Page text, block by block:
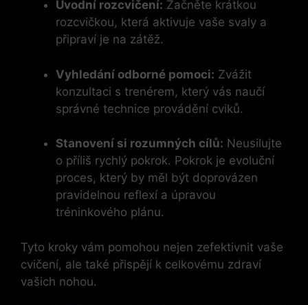
Úvodní rozcvičení: Začněte krátkou
rozcvičkou, která aktivuje vaše svaly a
připraví je na zátěž.
Vyhledání odborné pomoci: Zvážit
konzultaci s trenérem, který vás naučí
správné technice provádění cviků.
Stanovení si rozumných cílů: Neusilujte
o příliš rychlý pokrok. Pokrok je evoluční
proces, který by měl být doprovázen
pravidelnou reflexí a úpravou
tréninkového plánu.
Tyto kroky vám pomohou nejen zefektivnit vaše
cvičení, ale také přispějí k celkovému zdraví
vašich nohou.